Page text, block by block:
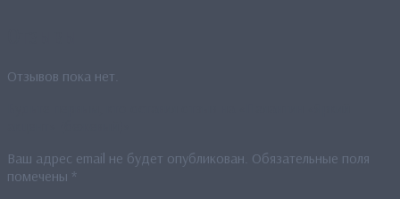
Отзывов пока нет.
Ваш адрес email не будет опубликован. Обязательные поля
помечены *